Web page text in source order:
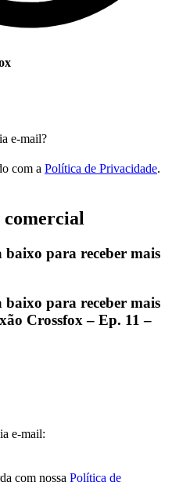
e-mail?
com a Política de Privacidade.
para receber mais
para receber mais
Crossfox – Ep. 11 –
e-mail:
com nossa Política de